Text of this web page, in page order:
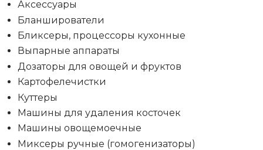
Аксессуары
Бланширователи
Бликсеры, процессоры кухонные
Выпарные аппараты
Дозаторы для овощей и фруктов
Картофелечистки
Куттеры
Машины для удаления косточек
Машины овощемоечные
Миксеры ручные (гомогенизаторы)